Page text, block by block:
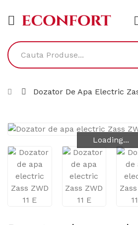
Dozator De Apa Electric
Loading...
Loading...